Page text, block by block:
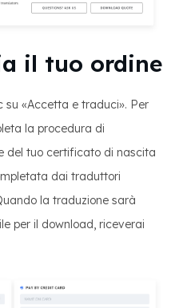
il tuo ordine
su «Accetta e traduci». Per
la procedura di
del tuo certificato di nascita
dai traduttori
la traduzione sarà
per il download, riceverai